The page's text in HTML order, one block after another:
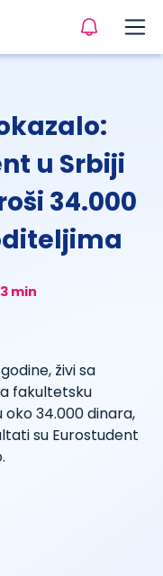
u Srbiji
34.000
3 min
živi sa
fakultetsku
34.000 dinara,
su Eurostudent